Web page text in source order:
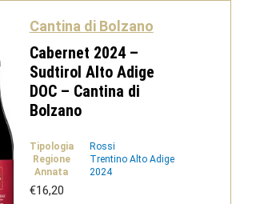
di
Bolzano
Cantina di Bolzano
Cabernet 2024 –
Sudtirol Alto Adige
DOC – Cantina di
Bolzano
Tipologia
Rossi
Regione
Trentino Alto Adige
Annata
2024
€16,20